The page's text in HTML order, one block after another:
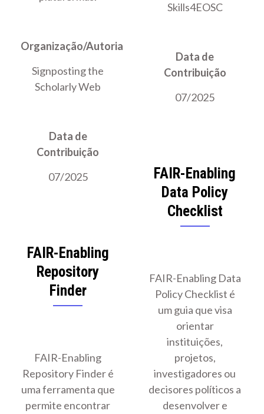
Organização/Autoria
Signposting the
Scholarly Web
Data de
Contribuição
07/2025
Skills4EOSC
Data de
Contribuição
07/2025
FAIR-Enabling
Data Policy
Checklist
FAIR-Enabling Data
Policy Checklist é
um guia que visa
orientar
instituições,
projetos,
investigadores ou
decisores políticos a
desenvolver e
FAIR-Enabling
Repository
Finder
FAIR-Enabling
Repository Finder é
uma ferramenta que
permite encontrar